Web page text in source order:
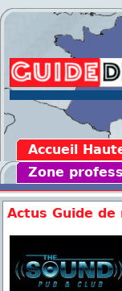
Accueil
Zone
Actus Guide